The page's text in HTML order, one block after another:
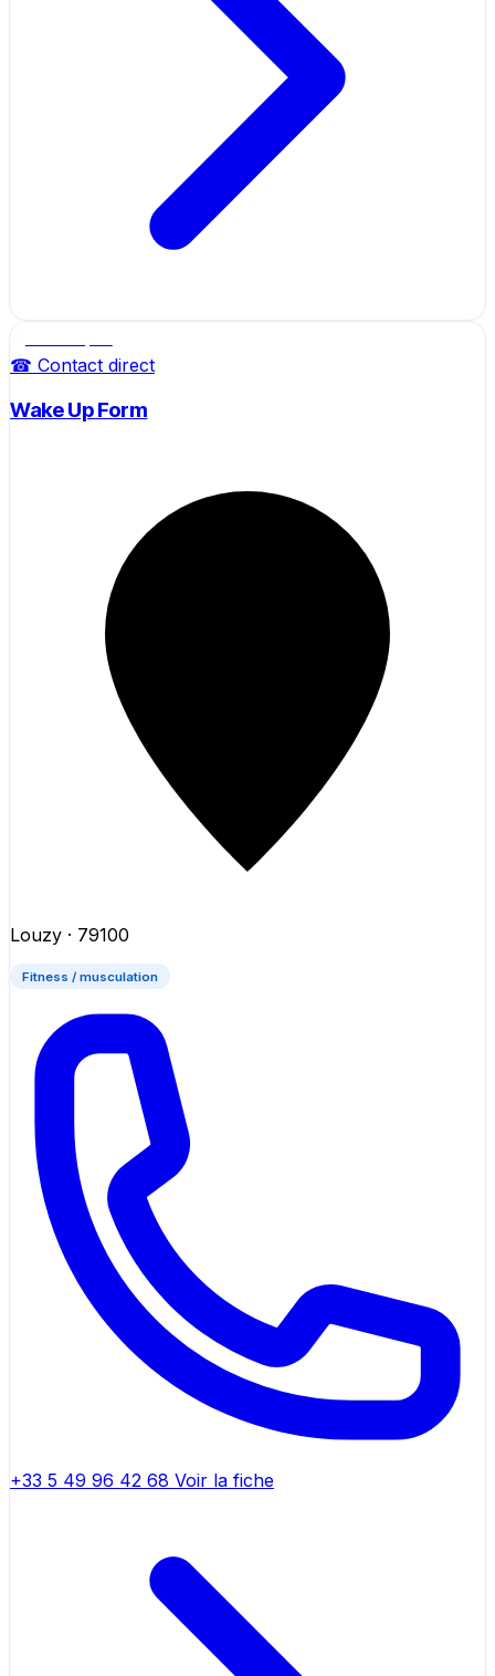
☎ Contact direct
Wake Up Form
Louzy · 79100
Fitness / musculation
+33 5 49 96 42 68 Voir la fiche